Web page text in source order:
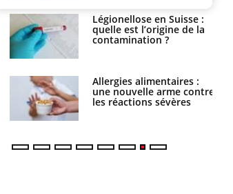
Légionellose en Suisse :
quelle est l’origine de la
contamination ?
Allergies alimentaires :
une nouvelle arme contre
les réactions sévères